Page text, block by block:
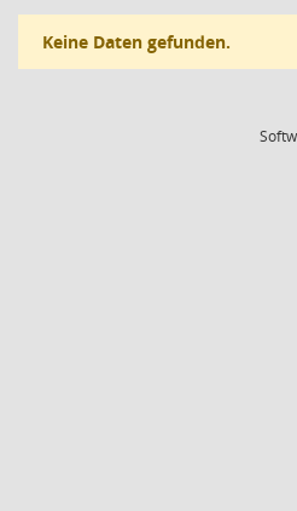
Keine Daten gefunden.